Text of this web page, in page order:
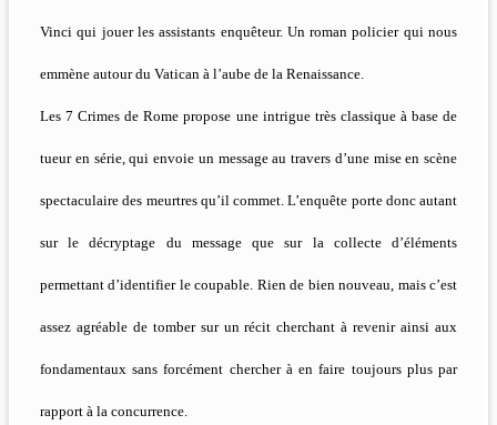
Vinci qui jouer les assistants enquêteur. Un roman policier qui nous
emmène autour du Vatican à l’aube de la Renaissance.
Les 7 Crimes de Rome propose une intrigue très classique à base de
tueur en série, qui envoie un message au travers d’une mise en scène
spectaculaire des meurtres qu’il commet. L’enquête porte donc autant
sur le décryptage du message que sur la collecte d’éléments
permettant d’identifier le coupable. Rien de bien nouveau, mais c’est
assez agréable de tomber sur un récit cherchant à revenir ainsi aux
fondamentaux sans forcément chercher à en faire toujours plus par
rapport à la concurrence.